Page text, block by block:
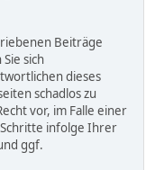
Beiträge
sich
dieses
schadlos zu
vor, im Falle einer
infolge Ihrer
ggf.